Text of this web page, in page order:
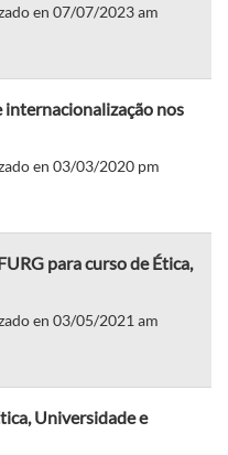
en 07/07/2023 am
internacionalização nos
en 03/03/2020 pm
para curso de Ética,
en 03/05/2021 am
Universidade e